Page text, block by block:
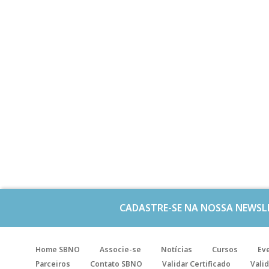
CADASTRE-SE NA NOSSA
Home SBNO Associe-se Notícias Cursos
Parceiros
Contato SBNO Validar Certificado